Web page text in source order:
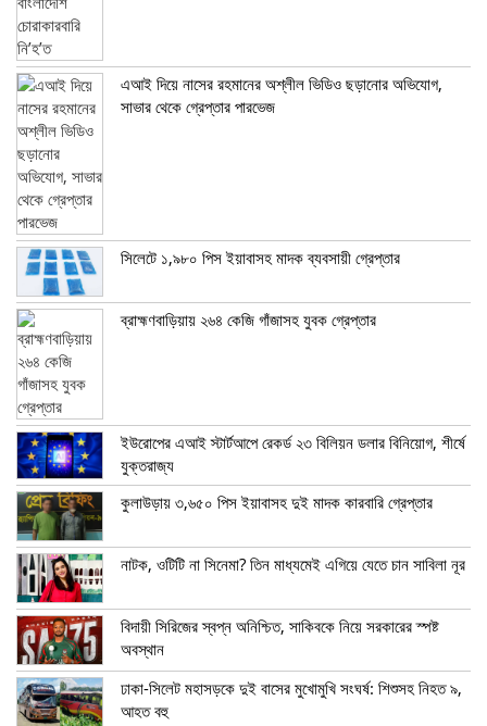
এআই দিয়ে নাসের রহমানের অশ্লীল ভিডিও ছড়ানোর অভিযোগ,
সাভার থেকে গ্রেপ্তার পারভেজ
সিলেটে ১,৯৮০ পিস ইয়াবাসহ মাদক ব্যবসায়ী গ্রেপ্তার
ব্রাহ্মণবাড়িয়ায় ২৬৪ কেজি গাঁজাসহ যুবক গ্রেপ্তার
ইউরোপের এআই স্টার্টআপে রেকর্ড ২৩ বিলিয়ন ডলার বিনিয়োগ, শীর্ষে
যুক্তরাজ্য
কুলাউড়ায় ৩,৬৫০ পিস ইয়াবাসহ দুই মাদক কারবারি গ্রেপ্তার
নাটক, ওটিটি না সিনেমা? তিন মাধ্যমেই এগিয়ে যেতে চান সাবিলা নূর
বিদায়ী সিরিজের স্বপ্ন অনিশ্চিত, সাকিবকে নিয়ে সরকারের স্পষ্ট
অবস্থান
ঢাকা-সিলেট মহাসড়কে দুই বাসের মুখোমুখি সংঘর্ষ: শিশুসহ নিহত ৯,
আহত বহু